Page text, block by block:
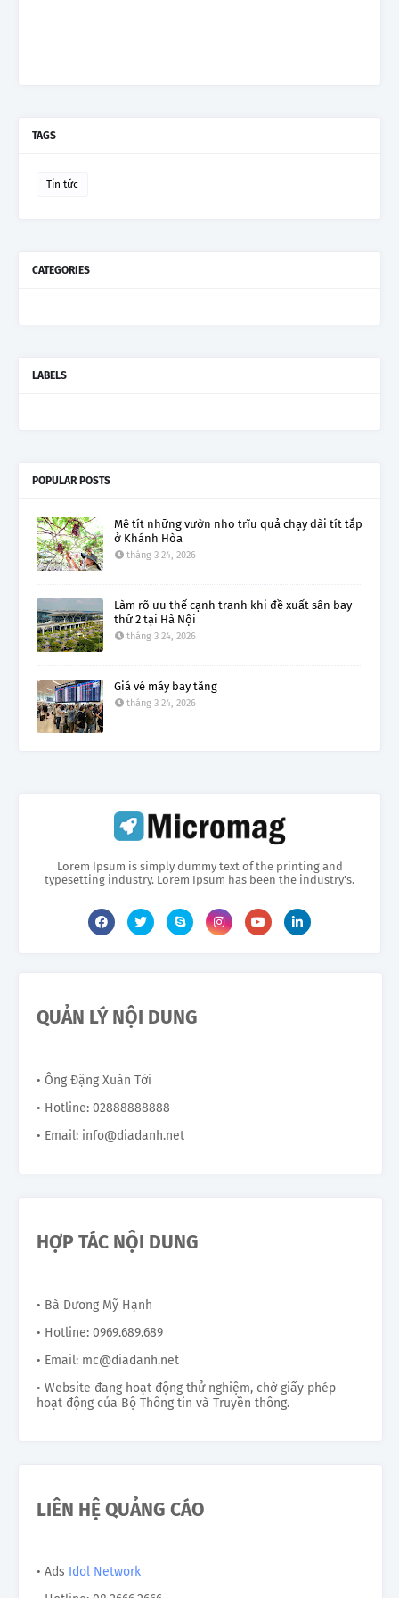
TAGS
Tin tức
CATEGORIES
LABELS
POPULAR POSTS
Mê tít những vườn nho trĩu quả chạy dài tít tắp
ở Khánh Hòa
tháng 3 24, 2026
Làm rõ ưu thế cạnh tranh khi đề xuất sân bay
thứ 2 tại Hà Nội
tháng 3 24, 2026
Giá vé máy bay tăng
tháng 3 24, 2026
Lorem Ipsum is simply dummy text of the printing and
typesetting industry. Lorem Ipsum has been the industry's.
QUẢN LÝ NỘI DUNG
• Ông Đặng Xuân Tới
• Hotline: 02888888888
• Email: info@diadanh.net
HỢP TÁC NỘI DUNG
• Bà Dương Mỹ Hạnh
• Hotline: 0969.689.689
• Email: mc@diadanh.net
• Website đang hoạt động thử nghiệm, chờ giấy phép
hoạt động của Bộ Thông tin và Truyền thông.
LIÊN HỆ QUẢNG CÁO
• Ads Idol Network